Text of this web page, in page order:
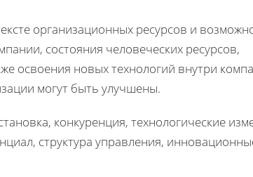
организационных ресурсов и
состояния человеческих ресурсов,
освоения новых технологий внутри
могут быть улучшены.
конкуренция, технологические
структура управления,